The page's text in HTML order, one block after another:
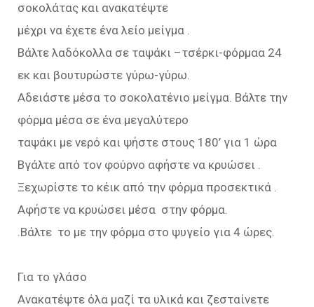
σοκολάτας και ανακατέψτε
μέχρι να έχετε ένα λείο μείγμα .
Βάλτε λαδόκολλα σε ταψάκι –τσέρκι-φόρμαα 24
εκ και βουτυρώστε γύρω-γύρω.
Αδειάστε μέσα το σοκολατένιο μείγμα. Βάλτε την
φόρμα μέσα σε ένα μεγαλύτερο
ταψάκι με νερό και ψήστε στους 180’ για 1 ώρα
Βγάλτε από τον φούρνο αφήστε να κρυώσει .
Ξεχωρίστε το κέικ από την φόρμα προσεκτικά .
Αφήστε να κρυώσει μέσα στην φόρμα.
.Βάλτε το με την φόρμα στο ψυγείο για 4 ώρες.
Για το γλάσο
Ανακατέψτε όλα μαζί τα υλικά και ζεσταίνετε